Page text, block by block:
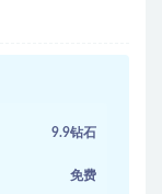
9.9钻石
免费